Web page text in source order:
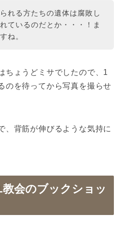
れる方たちの遺体は腐敗し
ているのだとか・・・！ま
ね。
ちょうどミサでしたので、1
のを待ってから写真を撮らせ
、背筋が伸びるような気持に
会のブックショッ